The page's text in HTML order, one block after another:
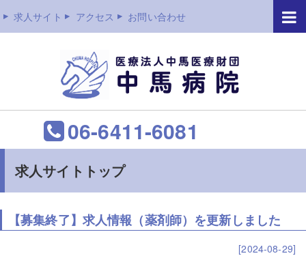
求人サイト アクセス お問い合わせ
06-6411-6081
求人サイトトップ
【募集終了】求人情報（薬剤師）を更新しました
[2024-08-29]